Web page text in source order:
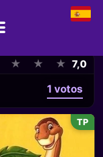
★
★ ★
★ ★
★ 7,0
1 votos
TP